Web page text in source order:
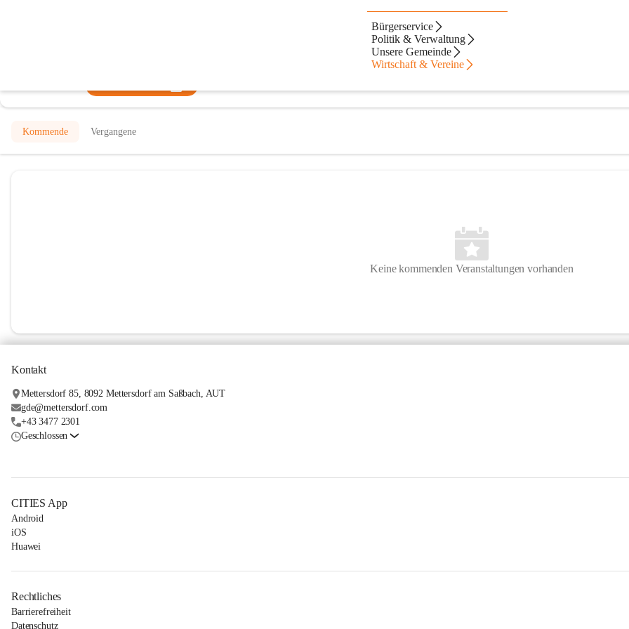
Bürgerservice
Politik & Verwaltung
Unsere Gemeinde
Wirtschaft & Vereine
Kommende Vergangene
Keine kommenden Veranstaltungen vorhanden
Kontakt
Mettersdorf 85, 8092 Mettersdorf am Saßbach, AUT
gde@mettersdorf.com
+43 3477 2301
Geschlossen
CITIES App
Android
iOS
Huawei
Rechtliches
Barrierefreiheit
Datenschutz